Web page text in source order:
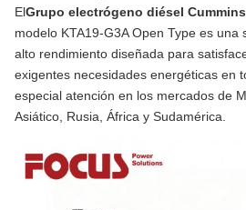
ElGrupo electrógeno diésel
modelo KTA19-G3A Open Type es
alto rendimiento diseñada para
exigentes necesidades energéticas en
especial atención en los mercados de
Asiático, Rusia, África y Sudamérica.